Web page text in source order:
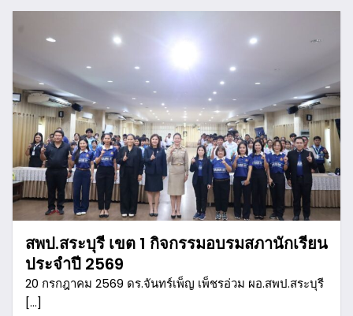
สพป.สระบุรี เขต 1 กิจกรรมอบรมสภานักเรียน
ประจำปี 2569
20 กรกฎาคม 2569 ดร.จันทร์เพ็ญ เพ็ชรอ่วม ผอ.สพป.สระบุรี
[…]